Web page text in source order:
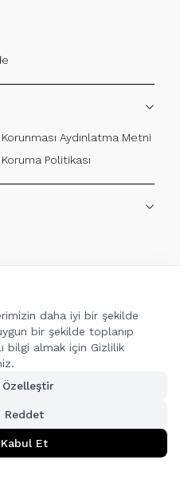
Aydınlatma Metni
Politikası
Instagram
daha iyi bir şekilde
bir şekilde toplanıp
bilgi almak için Gizlilik
Reddet
Et